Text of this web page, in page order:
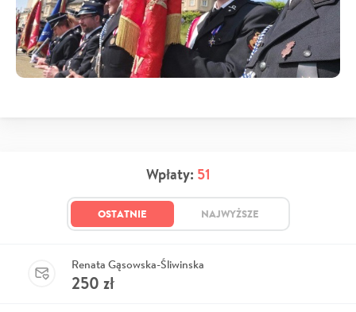
Wpłaty: 51
OSTATNIE NAJWYŻSZE
Renata Gąsowska-Śliwinska
250 zł